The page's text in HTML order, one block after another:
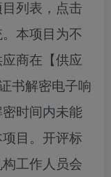
列表，点击
本项目为不
商在【供应
书解密电子响
时间内未能
目。开评标
工作人员会